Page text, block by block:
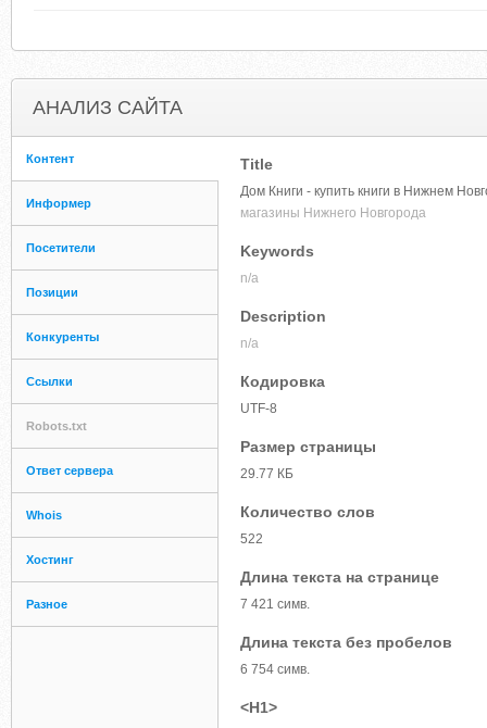
АНАЛИЗ САЙТА
Контент
Информер
Посетители
Позиции
Конкуренты
Ссылки
Robots.txt
Ответ сервера
Whois
Хостинг
Разное
Title
Дом Книги - купить книги в Нижнем
магазины Нижнего Новгорода
Keywords
n/a
Description
n/a
Кодировка
UTF-8
Размер страницы
29.77 КБ
Количество слов
522
Длина текста на странице
7 421 симв.
Длина текста без пробелов
6 754 симв.
<H1>